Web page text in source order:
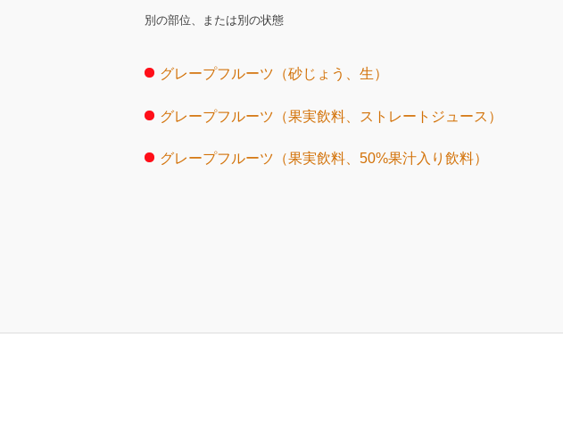
別の部位、または別の状態
グレープフルーツ（砂じょう、生）
グレープフルーツ（果実飲料、ストレートジュース）
グレープフルーツ（果実飲料、50%果汁入り飲料）